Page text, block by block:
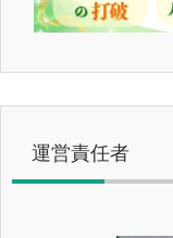
運営責任者